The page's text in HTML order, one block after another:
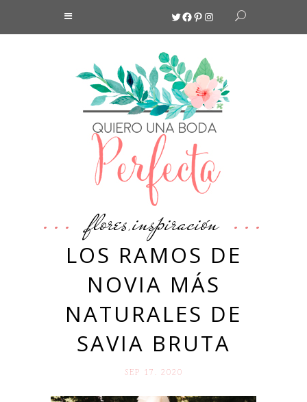
Twitter
Facebook
Pinterest
Instagram
flores,inspiración
LOS RAMOS DE
NOVIA MÁS
NATURALES DE
SAVIA BRUTA
SEP 17. 2020